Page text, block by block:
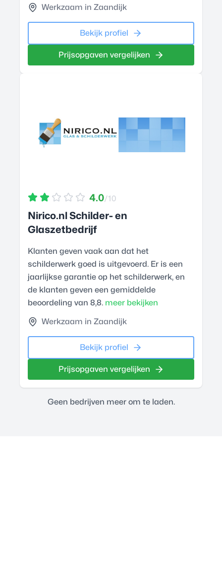
Werkzaam in Zaandijk
Bekijk profiel
Prijsopgaven vergelijken
4.0/10
Nirico.nl Schilder- en
Glaszetbedrijf
Klanten geven vaak aan dat het
schilderwerk goed is uitgevoerd. Er is een
jaarlijkse garantie op het schilderwerk, en
de klanten geven een gemiddelde
beoordeling van 8,8. meer bekijken
Werkzaam in Zaandijk
Bekijk profiel
Prijsopgaven vergelijken
Geen bedrijven meer om te laden.